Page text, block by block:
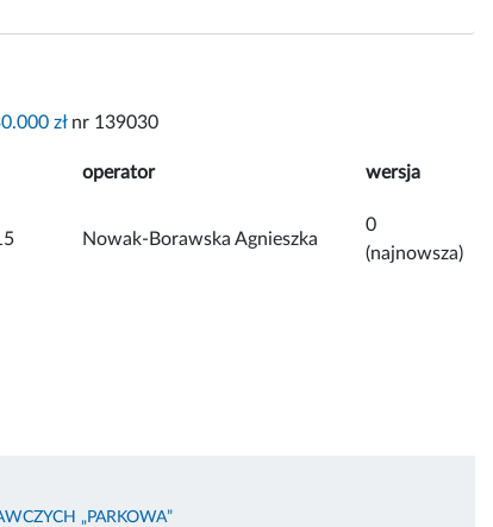
złnr 139030
operator wersja
Nowak-Borawska Agnieszka
0
(najnowsza)
„PARKOWA”